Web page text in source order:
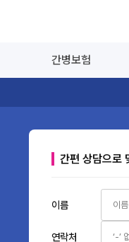
간병보험
간편 상담으로
이름
연락처